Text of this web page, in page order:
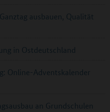
ausbauen, Qualität
in Ostdeutschland
Online-Adventskalender
an Grundschulen